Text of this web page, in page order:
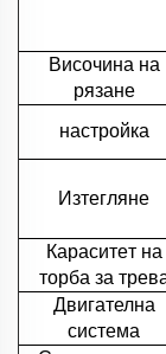
Височина на
рязане
настройка
Изтегляне
Кapacитeт на
торбa за
Двигателна
система